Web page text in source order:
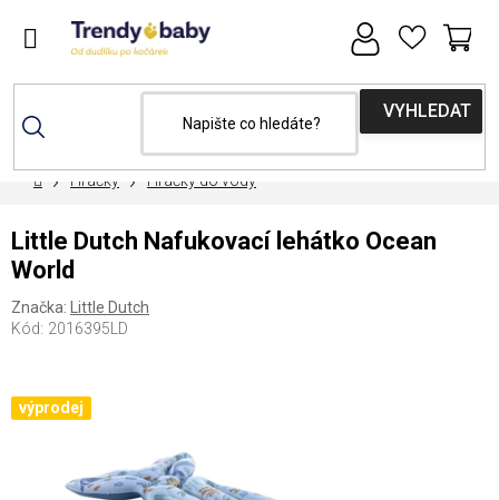
DomůHračky Hračky do vody
Little Dutch Nafukovací lehátko Ocean
World
Značka:
Little Dutch
Kód: 2016395LD
výprodej